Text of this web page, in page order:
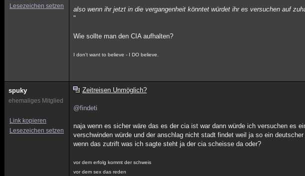
Lesezeichen setzen
also wenn ihr jetzt in die vergangenheit könntet würdet ihr es versuchen auf
"
Wie sollte man den CIA aufhalten?
I don't want to believe - I DO believe.
spuky
ehemaliges Mitglied
Link kopieren
Lesezeichen setzen
Zeitreisen Unmöglich?
@findeti
naja wenn es sicher wäre das es der cia ist war dann würde ich versuchen es
verschwinden würde und der anschlag nicht stadt findet weil ja so ein
wenn das zutrift was ich sagte steht ja der cia scheisse da oder?
vor dem erfolg kommt der schweis
vor dem sex das reden